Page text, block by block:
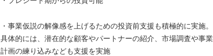
・事業仮説の解像感を上げるための投資前支援も積極的に実施。
具体的には、潜在的な顧客やパートナーの紹介、市場調査や事業
計画の練り込みなども支援を実施